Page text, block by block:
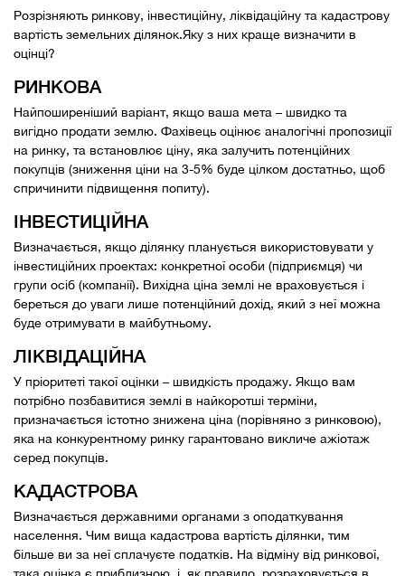
Розрізняють ринкову, інвестиційну, ліквідаційну та кадастрову
вартість земельних ділянок.Яку з них краще визначити в
оцінці?
РИНКОВА
Найпоширеніший варіант, якщо ваша мета – швидко та
вигідно продати землю. Фахівець оцінює аналогічні пропозиції
на ринку, та встановлює ціну, яка залучить потенційних
покупців (зниження ціни на 3-5% буде цілком достатньо, щоб
спричинити підвищення попиту).
ІНВЕСТИЦІЙНА
Визначається, якщо ділянку планується використовувати у
інвестиційних проектах: конкретної особи (підприємця) чи
групи осіб (компанії). Вихідна ціна землі не враховується і
береться до уваги лише потенційний дохід, який з неї можна
буде отримувати в майбутньому.
ЛІКВІДАЦІЙНА
У пріоритеті такої оцінки – швидкість продажу. Якщо вам
потрібно позбавитися землі в найкоротші терміни,
призначається істотно знижена ціна (порівняно з ринковою),
яка на конкурентному ринку гарантовано викличе ажіотаж
серед покупців.
КАДАСТРОВА
Визначається державними органами з оподаткування
населення. Чим вища кадастрова вартість ділянки, тим
більше ви за неї сплачуєте податків. На відміну від ринкової,